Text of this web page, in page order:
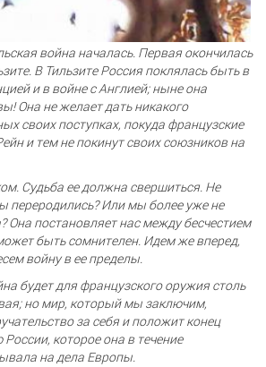
война началась. Первая окончилась
В Тильзите Россия поклялась быть в
и в войне с Англией; ныне она
Она не желает дать никакого
своих поступках, покуда французские
и тем не покинут своих союзников на
Судьба ее должна свершиться. Не
переродились? Или мы более уже не
Она постановляет нас между бесчестием
быть сомнителен. Идем же вперед,
войну в ее пределы.
будет для французского оружия столь
но мир, который мы заключим,
за себя и положит конец
которое она в течение
на дела Европы.